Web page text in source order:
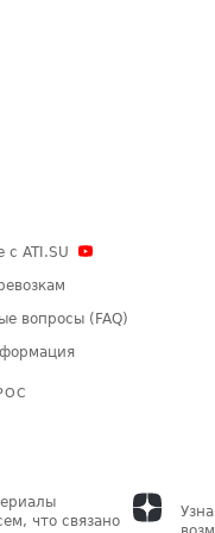
с ATI.SU
вопросы (FAQ)
что связано